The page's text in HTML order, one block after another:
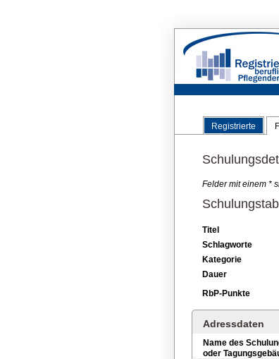
Registrierte
Felder mit einem *
Titel
Schlagworte
Kategorie
Dauer
RbP-Punkte
Adressdaten
Name des
oder